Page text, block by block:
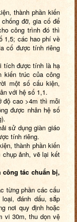
thành phần kiến
đỡ, gia cố để
công trình đó thì
1,5; các hao phí về
cố được tính riêng
được tính là hạ
kiến trúc của công
một số cấu kiện,
với hệ số 1,1.
cao >4m thì mỗi
được nhân hệ số
sử dụng giàn giáo
tính riêng.
thành phần kiến
ảnh, vẽ lại kết
tác chuẩn bị,
từng phần các cấu
đánh dấu, sắp
nơi quy định hoặc
vi 30m, thu dọn vệ